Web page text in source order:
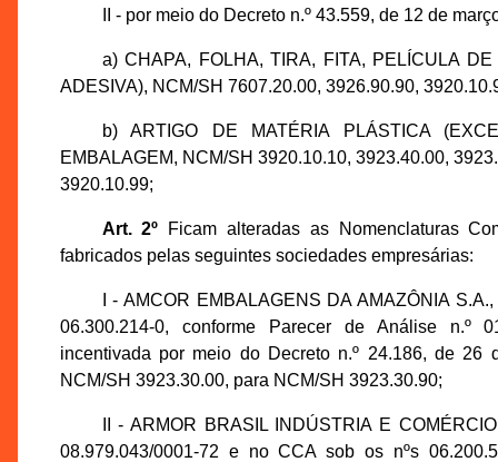
II - por meio do Decreto n.º 43.559, de 12 de
a) CHAPA, FOLHA, TIRA, FITA, PELÍCULA
ADESIVA), NCM/SH 7607.20.00, 3926.90.90,
b) ARTIGO DE MATÉRIA PLÁSTICA
EMBALAGEM, NCM/SH 3920.10.10, 3923.40.00,
3920.10.99;
Art. 2º Ficam alteradas as Nomenclaturas
fabricados pelas seguintes sociedades empresárias:
I - AMCOR EMBALAGENS DA AMAZÔNIA
06.300.214-0, conforme Parecer de Análise n.º
incentivada por meio do Decreto n.º 24.186, de 26
NCM/SH 3923.30.00, para NCM/SH 3923.30.90;
II - ARMOR BRASIL INDÚSTRIA E
08.979.043/0001-72 e no CCA sob os nºs